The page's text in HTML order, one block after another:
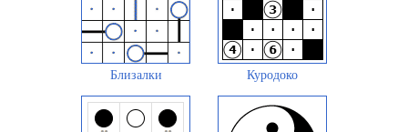
Близалки Куродоко